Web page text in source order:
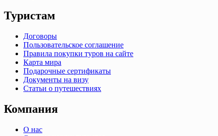
Туристам
Договоры
Пользовательское соглашение
Правила покупки туров на сайте
Карта мира
Подарочные сертификаты
Документы на визу
Статьи о путешествиях
Компания
О нас